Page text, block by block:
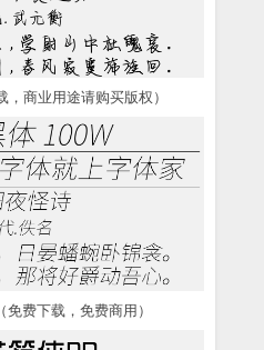
商业用途请购买版权）
费下载，免费商用）